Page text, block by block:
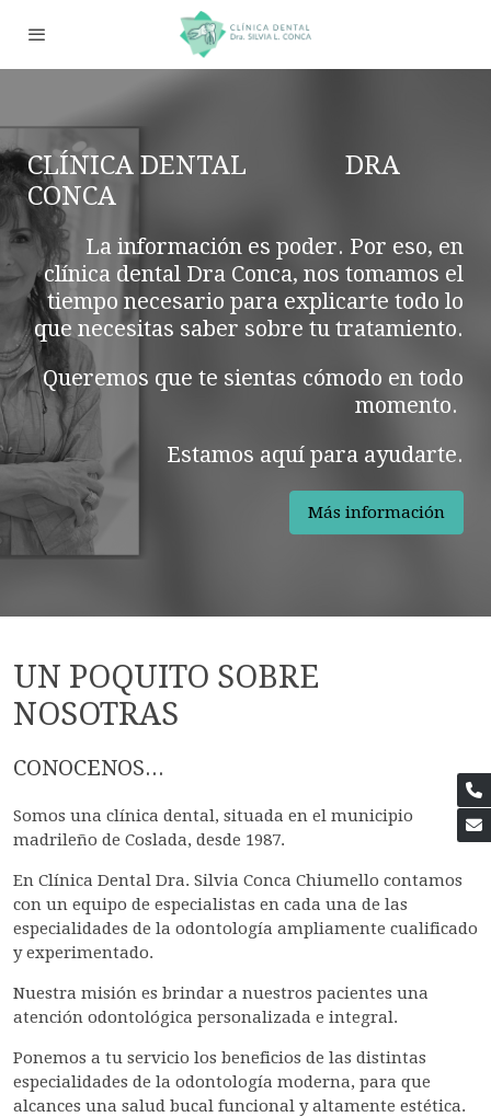
CLÍNICA DENTAL DRA
CONCA
La información es poder. Por eso, en
clínica dental Dra Conca, nos tomamos el
tiempo necesario para explicarte todo lo
que necesitas saber sobre tu tratamiento.
Queremos que te sientas cómodo en todo
momento.
Estamos aquí para ayudarte.
Más información
UN POQUITO SOBRE
NOSOTRAS
CONOCENOS...
Somos una clínica dental, situada en el municipio
madrileño de Coslada, desde 1987.
En Clínica Dental Dra. Silvia Conca Chiumello contamos
con un equipo de especialistas en cada una de las
especialidades de la odontología ampliamente cualificado
y experimentado.
Nuestra misión es brindar a nuestros pacientes una
atención odontológica personalizada e integral.
Ponemos a tu servicio los beneficios de las distintas
especialidades de la odontología moderna, para que
alcances una salud bucal funcional y altamente estética.